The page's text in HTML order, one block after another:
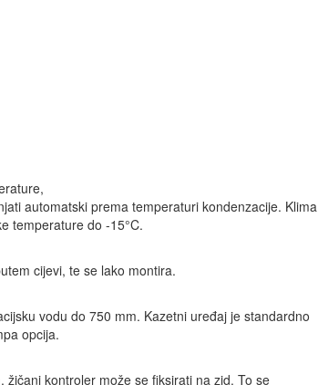
automatski prema temperaturi kondenzacije. Klima
temperature do -15°C.
cijevi, te se lako montira.
vodu do 750 mm. Kazetni uređaj je standardno
opcija.
kontroler može se fiksirati na zid. To se